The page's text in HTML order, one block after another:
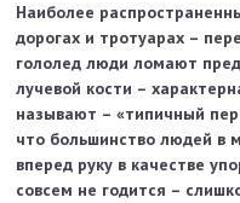
Наиболее
дорогах и тротуарах –
гололед люди ломают
лучевой кости –
называют – «типичный
что большинство людей в
вперед руку в качестве
совсем не годится –